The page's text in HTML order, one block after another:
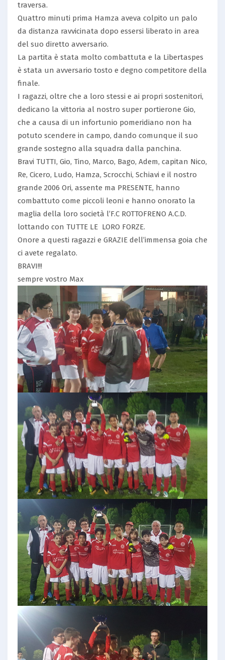
traversa.
Quattro minuti prima Hamza aveva colpito un palo
da distanza ravvicinata dopo essersi liberato in area
del suo diretto avversario.
La partita è stata molto combattuta e la Libertaspes
è stata un avversario tosto e degno competitore della
finale.
I ragazzi, oltre che a loro stessi e ai propri sostenitori,
dedicano la vittoria al nostro super portierone Gio,
che a causa di un infortunio pomeridiano non ha
potuto scendere in campo, dando comunque il suo
grande sostegno alla squadra dalla panchina.
Bravi TUTTI, Gio, Tino, Marco, Bago, Adem, capitan Nico,
Re, Cicero, Ludo, Hamza, Scrocchi, Schiavi e il nostro
grande 2006 Ori, assente ma PRESENTE, hanno
combattuto come piccoli leoni e hanno onorato la
maglia della loro società l’F.C ROTTOFRENO A.C.D.
lottando con TUTTE LE LORO FORZE.
Onore a questi ragazzi e GRAZIE dell’immensa goia che
ci avete regalato.
BRAVI!!!
sempre vostro Max